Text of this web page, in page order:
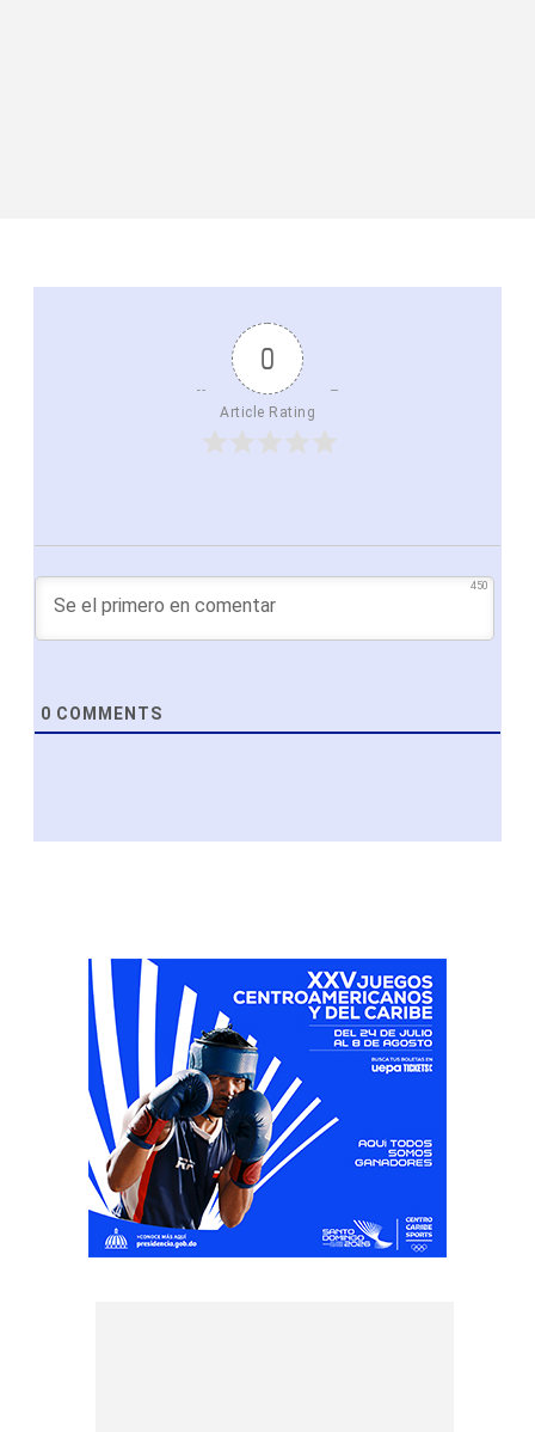
0
Article Rating
450
0 COMMENTS